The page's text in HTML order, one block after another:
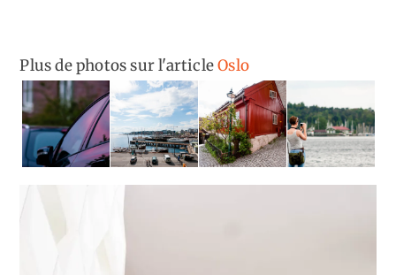
Plus de photos sur l'articleOslo